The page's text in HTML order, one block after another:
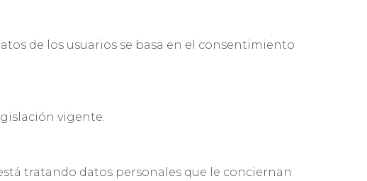
de los usuarios se basa en el consentimiento
vigente.
tratando datos personales que le conciernan